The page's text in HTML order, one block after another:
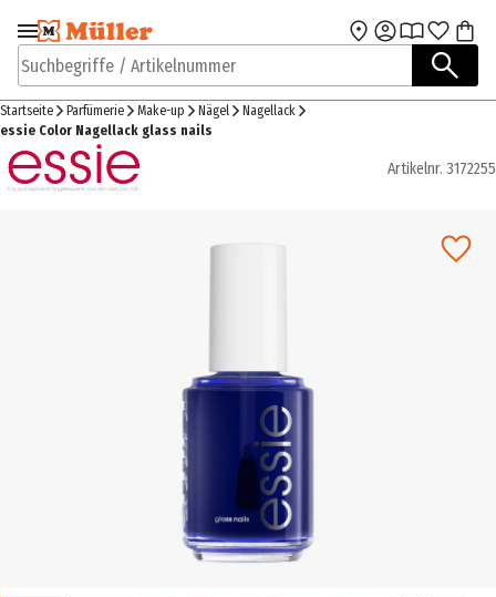
Zur Navigation
springen
Zum Hauptinhalt
Suchbegriffe / Artikelnummer
Startseite Parfümerie Make-up Nägel
Nagellack
essie Color Nagellack glass nails
Artikelnr. 3172255